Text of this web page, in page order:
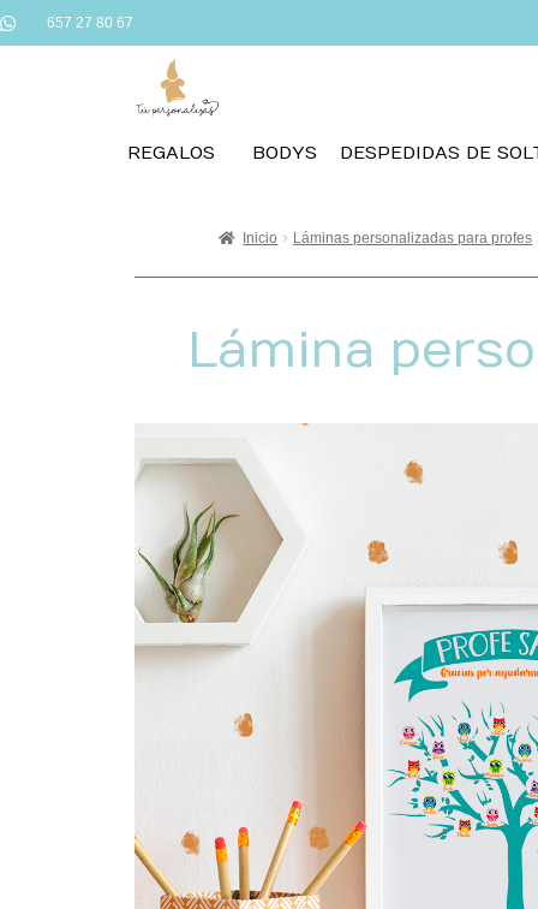
657 27 80 67
REGALOS BODYS DESPEDIDAS DE
Inicio Láminas personalizadas para profes
Lámina